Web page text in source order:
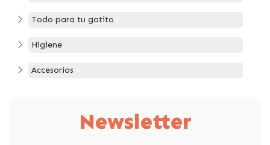
Todo para tu gatito
Higiene
Accesorios
Newsletter